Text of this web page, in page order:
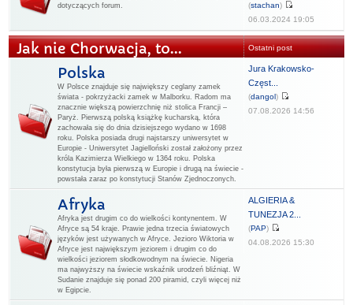
dotyczących forum.
(stachan)
06.03.2024 19:05
Jak nie Chorwacja, to... Ostatni post
Polska
W Polsce znajduje się największy ceglany zamek
świata - pokrzyżacki zamek w Malborku. Radom ma
znacznie większą powierzchnię niż stolica Francji –
Paryż. Pierwszą polską książkę kucharską, która
zachowała się do dnia dzisiejszego wydano w 1698
roku. Polska posiada drugi najstarszy uniwersytet w
Europie - Uniwersytet Jagielloński został założony przez
króla Kazimierza Wielkiego w 1364 roku. Polska
konstytucja była pierwszą w Europie i drugą na świecie -
powstała zaraz po konstytucji Stanów Zjednoczonych.
Jura Krakowsko-
Częst...
(dangol)
07.08.2026 14:56
Afryka
Afryka jest drugim co do wielkości kontynentem. W
Afryce są 54 kraje. Prawie jedna trzecia światowych
języków jest używanych w Afryce. Jezioro Wiktoria w
Afryce jest największym jeziorem i drugim co do
wielkości jeziorem słodkowodnym na świecie. Nigeria
ma najwyższy na świecie wskaźnik urodzeń bliźniąt. W
Sudanie znajduje się ponad 200 piramid, czyli więcej niż
w Egipcie.
ALGIERIA &
TUNEZJA 2...
(PAP)
04.08.2026 15:30